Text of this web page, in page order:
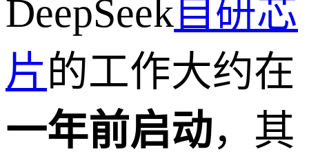
DeepSeek 自研芯
片的工作大约在
一年前启动，其